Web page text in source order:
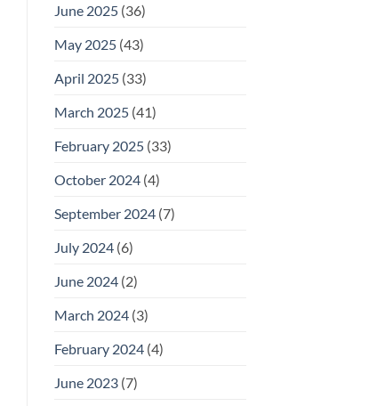
June 2025(36)
May 2025(43)
April 2025(33)
March 2025(41)
February 2025(33)
October 2024(4)
September 2024(7)
July 2024(6)
June 2024(2)
March 2024(3)
February 2024(4)
June 2023(7)